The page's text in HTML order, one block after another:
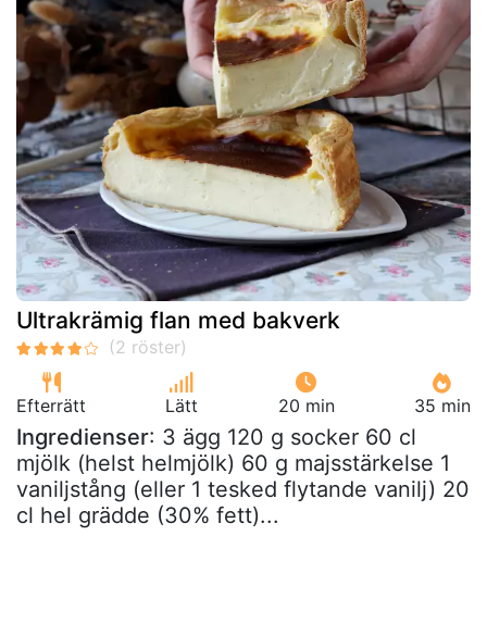
Ultrakrämig flan med bakverk
Efterrätt Lätt 20 min 35 min
Ingredienser: 3 ägg 120 g socker 60 cl
mjölk (helst helmjölk) 60 g majsstärkelse 1
vaniljstång (eller 1 tesked flytande vanilj) 20
cl hel grädde (30% fett)...